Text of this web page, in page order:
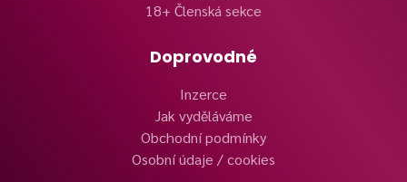
18+ Členská sekce
Doprovodné
Inzerce
Jak vyděláváme
Obchodní podmínky
Osobní údaje / cookies